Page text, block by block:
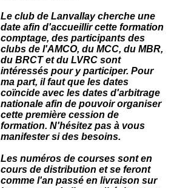
Le club de Lanvallay cherche une
date afin d'accueillir cette formation
comptage, des participants des
clubs de l'AMCO, du MCC, du MBR,
du BRCT et du LVRC sont
intéressés pour y participer. Pour
ma part, il faut que les dates
coïncide avec les dates d'arbitrage
nationale afin de pouvoir organiser
cette première cession de
formation. N'hésitez pas à vous
manifester si des besoins.
Les numéros de courses sont en
cours de distribution et se feront
comme l'an passé en livraison sur